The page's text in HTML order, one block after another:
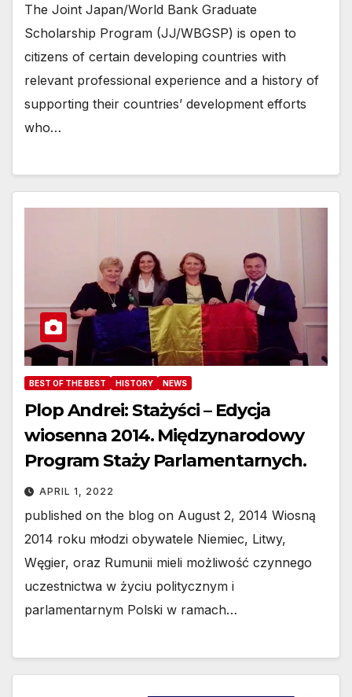
The Joint Japan/World Bank Graduate
Scholarship Program (JJ/WBGSP) is open to
citizens of certain developing countries with
relevant professional experience and a history of
supporting their countries’ development efforts
who…
BEST OF THE BEST HISTORY NEWS
Plop Andrei: Stażyści – Edycja
wiosenna 2014. Międzynarodowy
Program Staży Parlamentarnych.
APRIL 1, 2022
published on the blog on August 2, 2014 Wiosną
2014 roku młodzi obywatele Niemiec, Litwy,
Węgier, oraz Rumunii mieli możliwość czynnego
uczestnictwa w życiu politycznym i
parlamentarnym Polski w ramach…